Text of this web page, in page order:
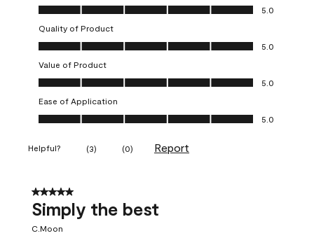
Overall Appearance, 5.0 out of 5
5.0
Quality of Product
Quality of Product, 5.0 out of 5
5.0
Value of Product
Value of Product, 5.0 out of 5
5.0
Ease of Application
Ease of Application, 5.0 out of 5
5.0
Helpful? (3) (0) Report
5 out of 5 stars.
Simply the best
C.Moon